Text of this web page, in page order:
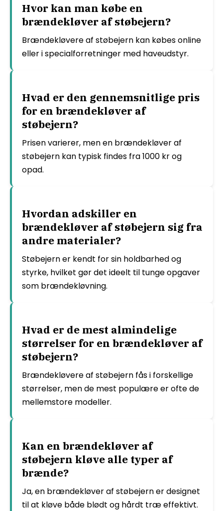
Hvor kan man købe en
brændekløver af støbejern?
Brændekløvere af støbejern kan købes online
eller i specialforretninger med haveudstyr.
Hvad er den gennemsnitlige pris
for en brændekløver af
støbejern?
Prisen varierer, men en brændekløver af
støbejern kan typisk findes fra 1000 kr og
opad.
Hvordan adskiller en
brændekløver af støbejern sig fra
andre materialer?
Støbejern er kendt for sin holdbarhed og
styrke, hvilket gør det ideelt til tunge opgaver
som brændekløvning.
Hvad er de mest almindelige
størrelser for en brændekløver af
støbejern?
Brændekløvere af støbejern fås i forskellige
størrelser, men de mest populære er ofte de
mellemstore modeller.
Kan en brændekløver af
støbejern kløve alle typer af
brænde?
Ja, en brændekløver af støbejern er designet
til at kløve både blødt og hårdt træ effektivt.